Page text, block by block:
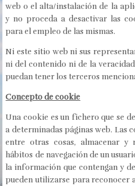
web o el alta/instalación de la
y no proceda a desactivar las
para el empleo de las mismas.
Ni este sitio web ni sus
ni del contenido ni de la
puedan tener los terceros
Concepto de cookie
Una cookie es un fichero que se
a determinadas páginas web. Las
entre otras cosas, almacenar
hábitos de navegación de un
la información que contengan y
pueden utilizarse para reconocer